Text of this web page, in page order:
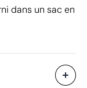
dans un sac en